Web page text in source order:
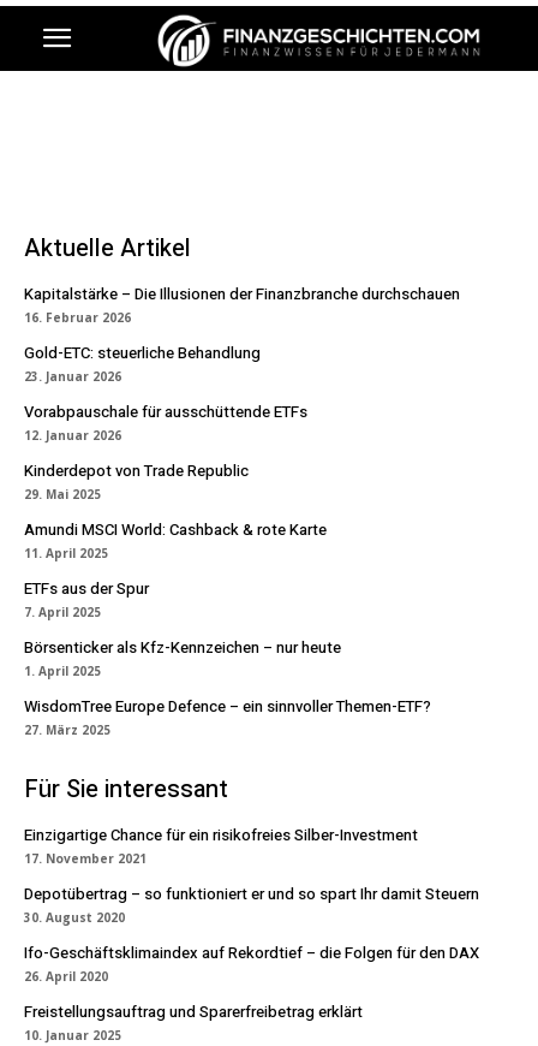
Aktuelle Artikel
Kapitalstärke – Die Illusionen der Finanzbranche durchschauen
16. Februar 2026
Gold-ETC: steuerliche Behandlung
23. Januar 2026
Vorabpauschale für ausschüttende ETFs
12. Januar 2026
Kinderdepot von Trade Republic
29. Mai 2025
Amundi MSCI World: Cashback & rote Karte
11. April 2025
ETFs aus der Spur
7. April 2025
Börsenticker als Kfz-Kennzeichen – nur heute
1. April 2025
WisdomTree Europe Defence – ein sinnvoller Themen-ETF?
27. März 2025
Für Sie interessant
Einzigartige Chance für ein risikofreies Silber-Investment
17. November 2021
Depotübertrag – so funktioniert er und so spart Ihr damit Steuern
30. August 2020
Ifo-Geschäftsklimaindex auf Rekordtief – die Folgen für den DAX
26. April 2020
Freistellungsauftrag und Sparerfreibetrag erklärt
10. Januar 2025